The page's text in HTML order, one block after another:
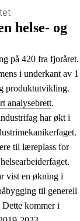
helse- og
på 420 fra fjoråret.
i underkant av 1
produktutvikling.
analysebrett.
har økt i
til læreplass for
vist en økning i
til generell
Dette kommer i